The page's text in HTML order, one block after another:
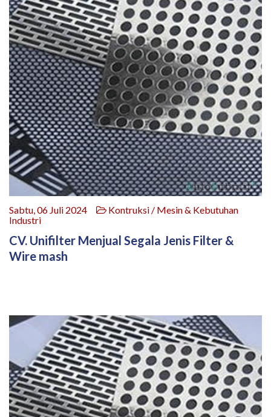
Sabtu, 06 Juli 2024
Kontruksi / Mesin & Kebutuhan
Industri
CV. Unifilter Menjual Segala Jenis Filter &
Wire mash